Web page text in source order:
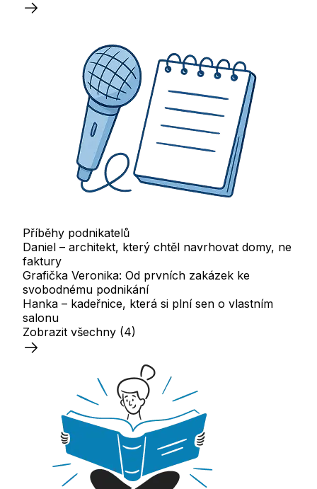
Příběhy podnikatelů
Daniel – architekt, který chtěl navrhovat domy, ne
faktury
Grafička Veronika: Od prvních zakázek ke
svobodnému podnikání
Hanka – kadeřnice, která si plní sen o vlastním
salonu
Zobrazit všechny (4)